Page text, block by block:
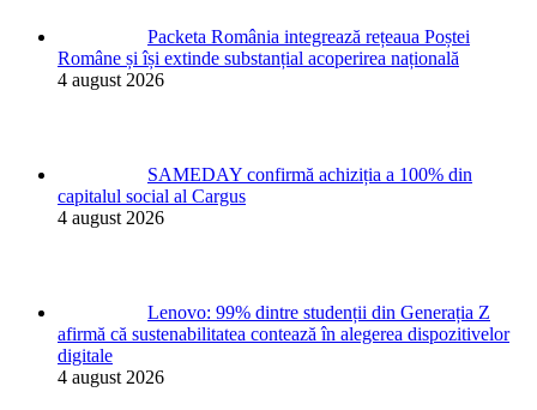
Packeta România integrează rețeaua Poștei
Române și își extinde substanțial acoperirea națională
4 august 2026
SAMEDAY confirmă achiziția a 100% din
capitalul social al Cargus
4 august 2026
Lenovo: 99% dintre studenții din Generația Z
afirmă că sustenabilitatea contează în alegerea dispozitivelor
digitale
4 august 2026